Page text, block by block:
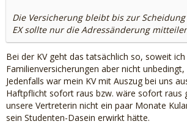
Die Versicherung bleibt bis zur
EX sollte nur die Adressänderung
Bei der KV geht das tatsächlich so, soweit
Familienversicherungen aber nicht unbedingt,
Jedenfalls war mein KV mit Auszug bei uns
Haftpflicht sofort raus bzw. wäre sofort raus
unsere Vertreterin nicht ein paar Monate
sein Studenten-Dasein erwirkt hätte.